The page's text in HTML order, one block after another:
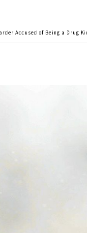
Accused of Being a Drug